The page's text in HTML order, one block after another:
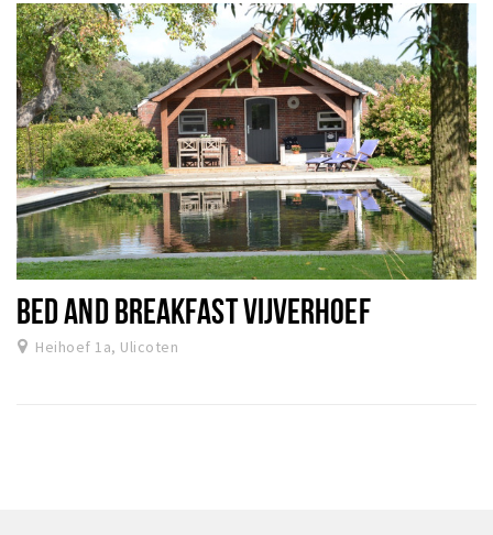
BED AND BREAKFAST VIJVERHOEF
Heihoef 1a, Ulicoten